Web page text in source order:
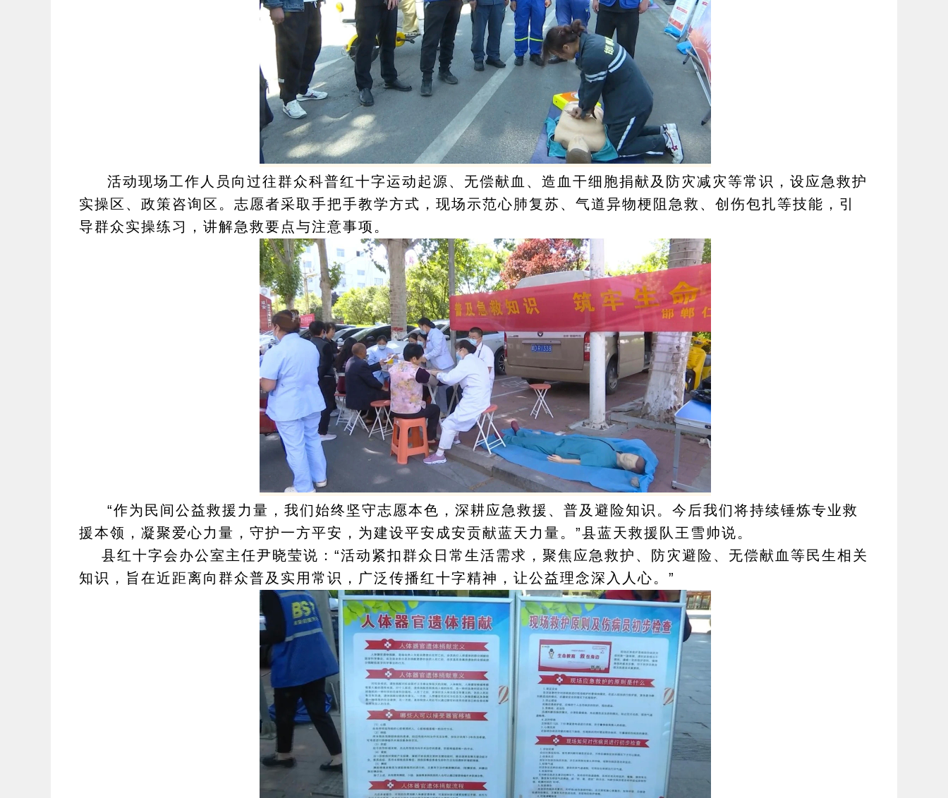
活动现场工作人员向过往群众科普红十字运动起源、无偿献血、造血干细胞捐献及防灾减灾等常识，设应急救护
实操区、政策咨询区。 志愿者采取手把手教学方式，现场示范心肺复苏、 气道异物梗阻急救、创伤包扎等技能，引
导群众实操练习，讲解急救要点与注意事项。
“作为民间公益救援力量，我们始终坚守志愿本色，深耕应急救援、普及避险知识。今后我们将持续锤炼专业救
援本领，凝聚爱心力量，守护一方平安，为建设平安成安贡献蓝天力量。”县蓝天救援队王雪帅说。
县红十字会办公室主任尹晓莹说：“活动紧扣群众日常生活需求，聚焦应急救护、防灾避险、无偿献血等民生相关
知识，旨在近距离向群众普及实用常识，广泛传播红十字精神，让公益理念深入人心。”